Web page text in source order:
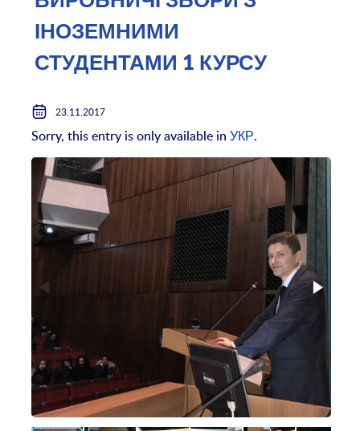
ІНОЗЕМНИМИ
СТУДЕНТАМИ 1 КУРСУ
23.11.2017
Sorry, this entry is only available inУКР.